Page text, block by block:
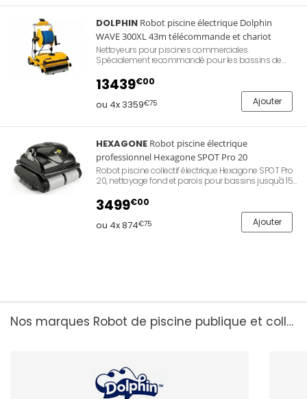
Hexagone XYPEPS300BT.
DOLPHIN Robot piscine électrique Dolphin
WAVE 300XL 43m télécommande et chariot
Nettoyeurs pour piscines commerciales.
Spécialement recommandé pour les bassins de
bassins traités. Doté d'un système de brosses
suractives, d'un chariot de transport et d'une
télécommande.
13439€00
ou 4x 3359€75 Ajouter
HEXAGONE Robot piscine électrique
professionnel Hexagone SPOT Pro 20
Robot piscine collectif électrique Hexagone SPOT Pro
20, nettoyage fond et parois pour bassins jusqu'à 15
(gyroscope, compas, infrarouge), aspiration 27 m³/h,
double filtration Dual Clean 5 µm et 100 µm, câble 18
m, profondeur 0,30 à 5 m, mode turbo express 30
min, pilotage application Bluetooth, 7 kg, garantie
3499€00
ou 4x 874€75 Ajouter
Nos marques Robot de piscine publique et collective